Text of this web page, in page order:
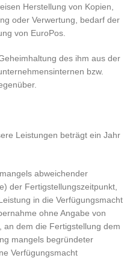
Herstellung von Kopien,
oder Verwertung, bedarf der
von EuroPos.
des ihm aus der
bzw.
Leistungen beträgt ein Jahr
abweichender
der Fertigstellungszeitpunkt,
in die Verfügungsmacht
ohne Angabe von
an dem die Fertigstellung dem
mangels begründeter
Verfügungsmacht